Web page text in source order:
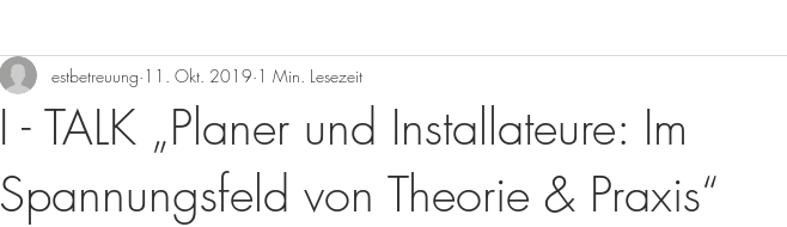
I - TALK „Planer und Installateure: Im
Spannungsfeld von Theorie & Praxis“
estbetreuung 11. Okt. 2019 1 Min. Lesezeit